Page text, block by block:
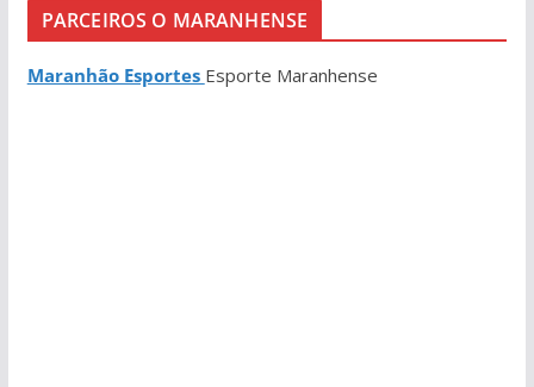
PARCEIROS O MARANHENSE
Maranhão Esportes Esporte Maranhense